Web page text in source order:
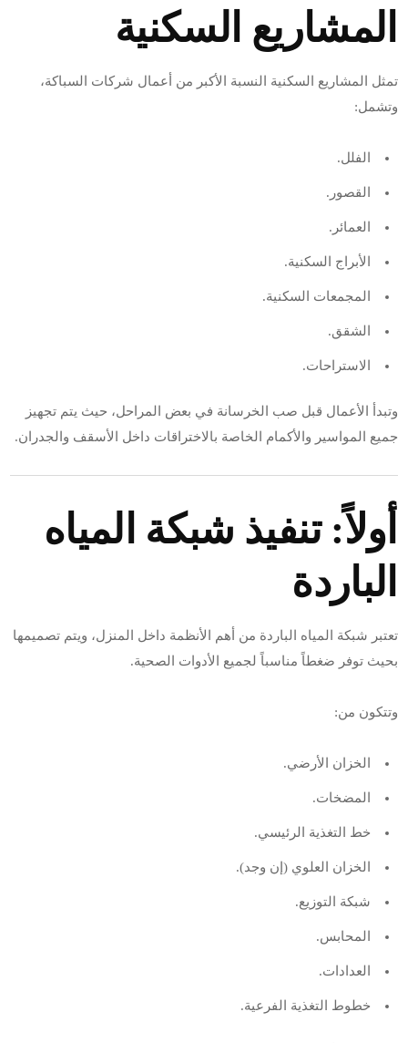
المشاريع السكنية
تمثل المشاريع السكنية النسبة الأكبر من أعمال شركات السباكة،
وتشمل:
الفلل.
القصور.
العمائر.
الأبراج السكنية.
المجمعات السكنية.
الشقق.
الاستراحات.
وتبدأ الأعمال قبل صب الخرسانة في بعض المراحل، حيث يتم تجهيز
جميع المواسير والأكمام الخاصة بالاختراقات داخل الأسقف والجدران.
أولاً: تنفيذ شبكة المياه
الباردة
تعتبر شبكة المياه الباردة من أهم الأنظمة داخل المنزل، ويتم تصميمها
بحيث توفر ضغطاً مناسباً لجميع الأدوات الصحية.
وتتكون من:
الخزان الأرضي.
المضخات.
خط التغذية الرئيسي.
الخزان العلوي (إن وجد).
شبكة التوزيع.
المحابس.
العدادات.
خطوط التغذية الفرعية.